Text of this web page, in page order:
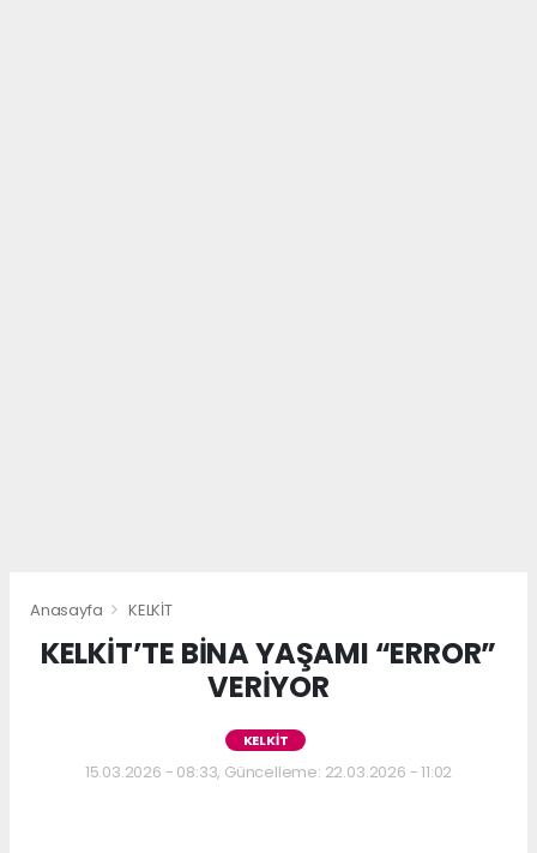
Anasayfa KELKİT
KELKİT’TE BİNA YAŞAMI “ERROR”
VERİYOR
KELKİT
15.03.2026 - 08:33, Güncelleme: 22.03.2026 - 11:02